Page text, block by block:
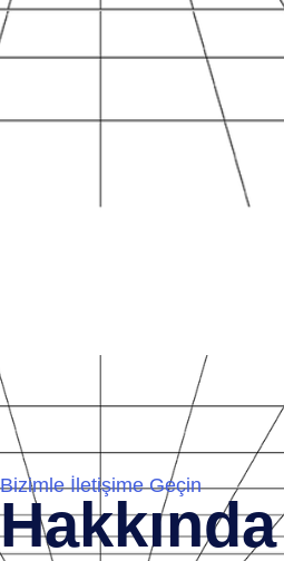
Bizimle İletişime Geçin